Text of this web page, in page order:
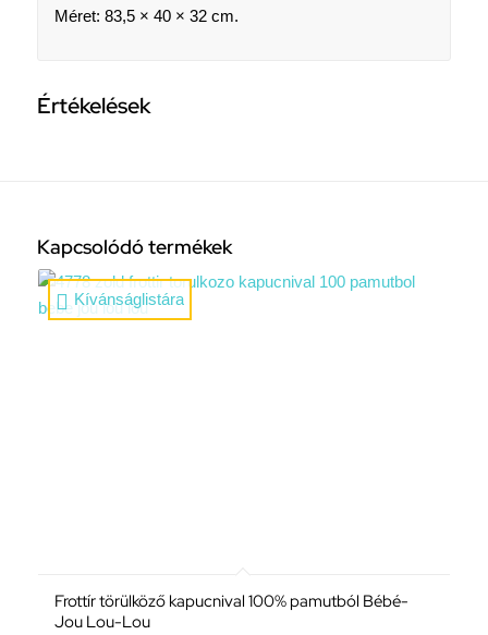
Méret: 83,5 × 40 × 32 cm.
Értékelések
Kapcsolódó termékek
Kívánságlistára
Frottír törülköző kapucnival 100% pamutból Bébé-
Jou Lou-Lou